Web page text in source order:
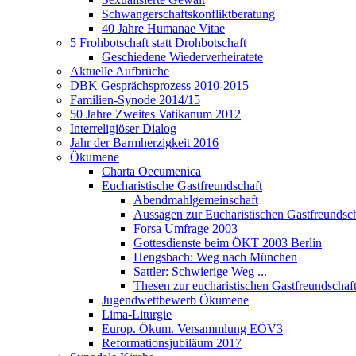
Schwangerschaftskonfliktberatung
40 Jahre Humanae Vitae
5 Frohbotschaft statt Drohbotschaft
Geschiedene Wiederverheiratete
Aktuelle Aufbrüche
DBK Gesprächsprozess 2010-2015
Familien-Synode 2014/15
50 Jahre Zweites Vatikanum 2012
Interreligiöser Dialog
Jahr der Barmherzigkeit 2016
Ökumene
Charta Oecumenica
Eucharistische Gastfreundschaft
Abendmahlgemeinschaft
Aussagen zur Eucharistischen
Forsa Umfrage 2003
Gottesdienste beim ÖKT 2003 Berlin
Hengsbach: Weg nach München
Sattler: Schwierige Weg ...
Thesen zur eucharistischen Gastfreundschaft
Jugendwettbewerb Ökumene
Lima-Liturgie
Europ. Ökum. Versammlung EÖV3
Reformationsjubiläum 2017